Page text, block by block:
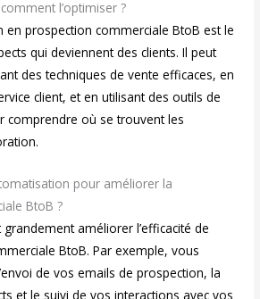
l’optimiser ?
en prospection commerciale BtoB est le
qui deviennent des clients. Il peut
des techniques de vente efficaces, en
client, et en utilisant des outils de
comprendre où se trouvent les
pour améliorer la
BtoB ?
améliorer l’efficacité de
BtoB. Par exemple, vous
de vos emails de prospection, la
et le suivi de vos interactions avec vos